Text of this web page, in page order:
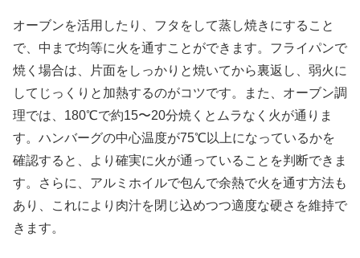
オーブンを活用したり、フタをして蒸し焼きにすること
で、中まで均等に火を通すことができます。フライパンで
焼く場合は、片面をしっかりと焼いてから裏返し、弱火に
してじっくりと加熱するのがコツです。また、オーブン調
理では、180℃で約15〜20分焼くとムラなく火が通りま
す。ハンバーグの中心温度が75℃以上になっているかを
確認すると、より確実に火が通っていることを判断できま
す。さらに、アルミホイルで包んで余熱で火を通す方法も
あり、これにより肉汁を閉じ込めつつ適度な硬さを維持で
きます。